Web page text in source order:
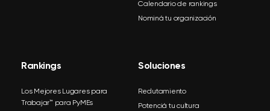
Calendario de rankings
Nominá tu organización
Rankings
Los Mejores Lugares para
Trabajar™ para PyMEs
Soluciones
Reclutamiento
Potenciá tu cultura